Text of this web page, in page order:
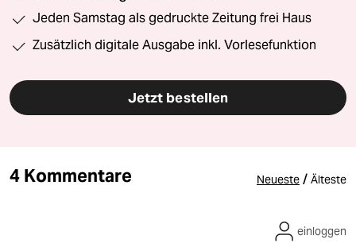
Jeden Samstag als gedruckte Zeitung frei Haus
Zusätzlich digitale Ausgabe inkl. Vorlesefunktion
Jetzt bestellen
4 Kommentare Neueste / Älteste
einloggen